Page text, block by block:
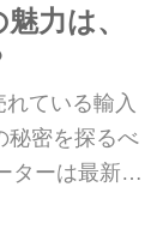
力は、
ている輸入
秘密を探るべ
ターは最新
してみた。